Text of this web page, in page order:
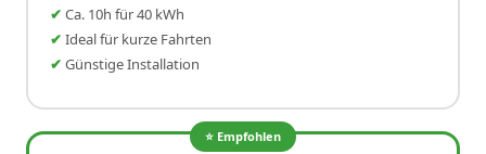
Ca. 10h für 40 kWh
Ideal für kurze Fahrten
Günstige Installation
⭐ Empfohlen